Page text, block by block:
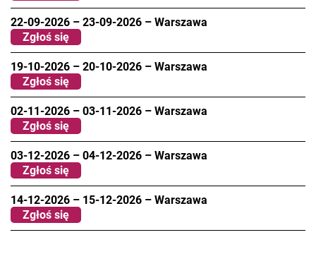
22-09-2026 – 23-09-2026 – Warszawa
Zgłoś się
19-10-2026 – 20-10-2026 – Warszawa
Zgłoś się
02-11-2026 – 03-11-2026 – Warszawa
Zgłoś się
03-12-2026 – 04-12-2026 – Warszawa
Zgłoś się
14-12-2026 – 15-12-2026 – Warszawa
Zgłoś się